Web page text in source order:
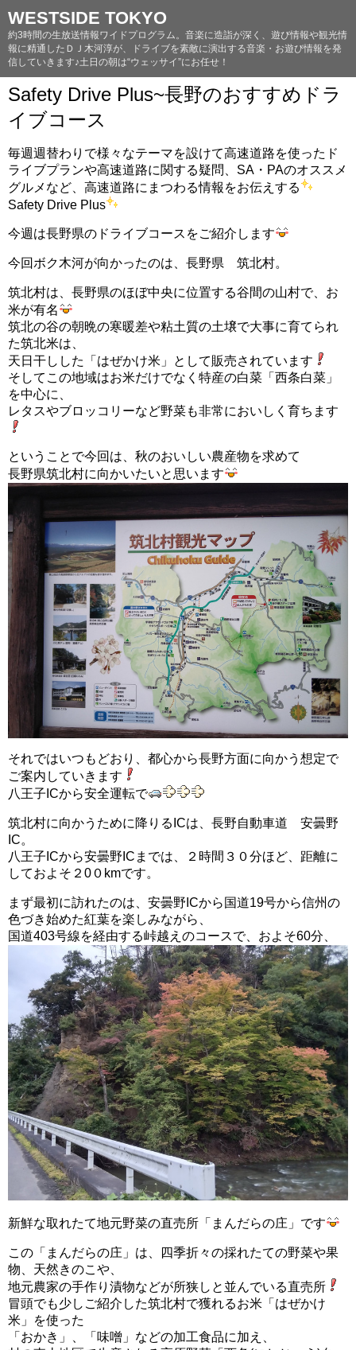
WESTSIDE TOKYO
約3時間の生放送情報ワイドプログラム。音楽に造詣が深く、遊び情報や観光情
報に精通したＤＪ木河淳が、ドライブを素敵に演出する音楽・お遊び情報を発
信していきます♪土日の朝は“ウェッサイ”にお任せ！
Safety Drive Plus~長野のおすすめドラ
イブコース
毎週週替わりで様々なテーマを設けて高速道路を使ったド
ライブプランや高速道路に関する疑問、SA・PAのオススメ
グルメなど、高速道路にまつわる情報をお伝えする
Safety Drive Plus
今週は長野県のドライブコースをご紹介します
今回ボク木河が向かったのは、長野県 筑北村。
筑北村は、長野県のほぼ中央に位置する谷間の山村で、お
米が有名
筑北の谷の朝晩の寒暖差や粘土質の土壌で大事に育てられ
た筑北米は、
天日干しした「はぜかけ米」として販売されています
そしてこの地域はお米だけでなく特産の白菜「西条白菜」
を中心に、
レタスやブロッコリーなど野菜も非常においしく育ちます
ということで今回は、秋のおいしい農産物を求めて
長野県筑北村に向かいたいと思います
それではいつもどおり、都心から長野方面に向かう想定で
ご案内していきます
八王子ICから安全運転で
筑北村に向かうために降りるICは、長野自動車道 安曇野
IC。
八王子ICから安曇野ICまでは、２時間３０分ほど、距離に
しておよそ２0０kmです。
まず最初に訪れたのは、安曇野ICから国道19号から信州の
色づき始めた紅葉を楽しみながら、
国道403号線を経由する峠越えのコースで、およそ60分、
新鮮な取れたて地元野菜の直売所「まんだらの庄」です
この「まんだらの庄」は、四季折々の採れたての野菜や果
物、天然きのこや、
地元農家の手作り漬物などが所狭しと並んでいる直売所
冒頭でも少しご紹介した筑北村で獲れるお米「はぜかけ
米」を使った
「おかき」、「味噌」などの加工食品に加え、